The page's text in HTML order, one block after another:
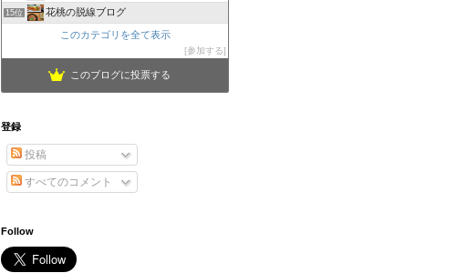
15位 花桃の脱線ブログ
このカテゴリを全て表示
参加する
このブログに投票する
登録
投稿
すべてのコメント
Follow